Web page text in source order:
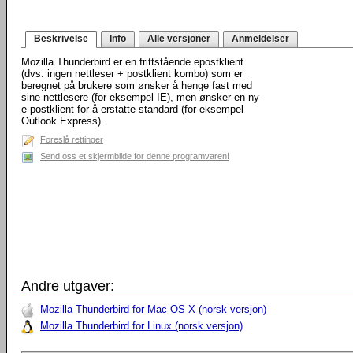
Beskrivelse Info Alle versjoner Anmeldelser
Mozilla Thunderbird er en frittstående epostklient
(dvs. ingen nettleser + postklient kombo) som er
beregnet på brukere som ønsker å henge fast med
sine nettlesere (for eksempel IE), men ønsker en ny
e-postklient for å erstatte standard (for eksempel
Outlook Express).
Foreslå rettinger
Send oss et skjermbilde for denne programvaren!
Andre utgaver:
Mozilla Thunderbird for Mac OS X (norsk versjon)
Mozilla Thunderbird for Linux (norsk versjon)